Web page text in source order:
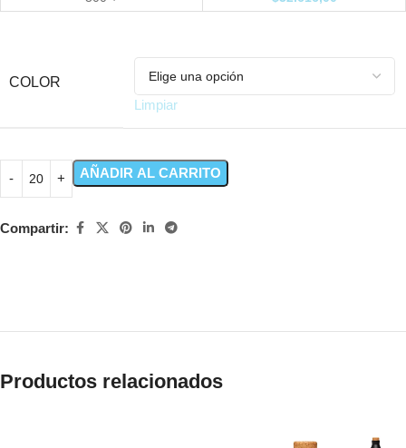
COLOR
Limpiar
AÑADIR AL CARRITO
Compartir:
Productos relacionados